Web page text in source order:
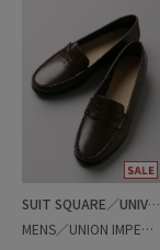
SUIT SQUARE／UNIVERSAL LANGUAGE
MENS／UNION IMPERIAL監修／コインローファー